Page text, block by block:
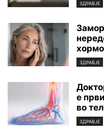
ЗДРАВЈЕ
ЗДРАВЈЕ
е
во
ЗДРАВЈЕ